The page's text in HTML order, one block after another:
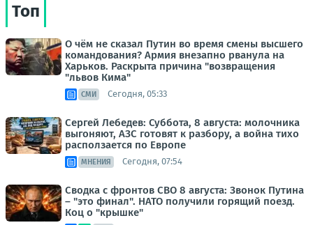
Топ
О чём не сказал Путин во время смены высшего
командования? Армия внезапно рванула на
Харьков. Раскрыта причина "возвращения
"львов Кима"
СМИ Сегодня, 05:33
Сергей Лебедев: Суббота, 8 августа: молочника
выгоняют, АЗС готовят к разбору, а война тихо
расползается по Европе
МНЕНИЯ Сегодня, 07:54
Сводка с фронтов СВО 8 августа: Звонок Путина
– "это финал". НАТО получили горящий поезд.
Коц о "крышке"